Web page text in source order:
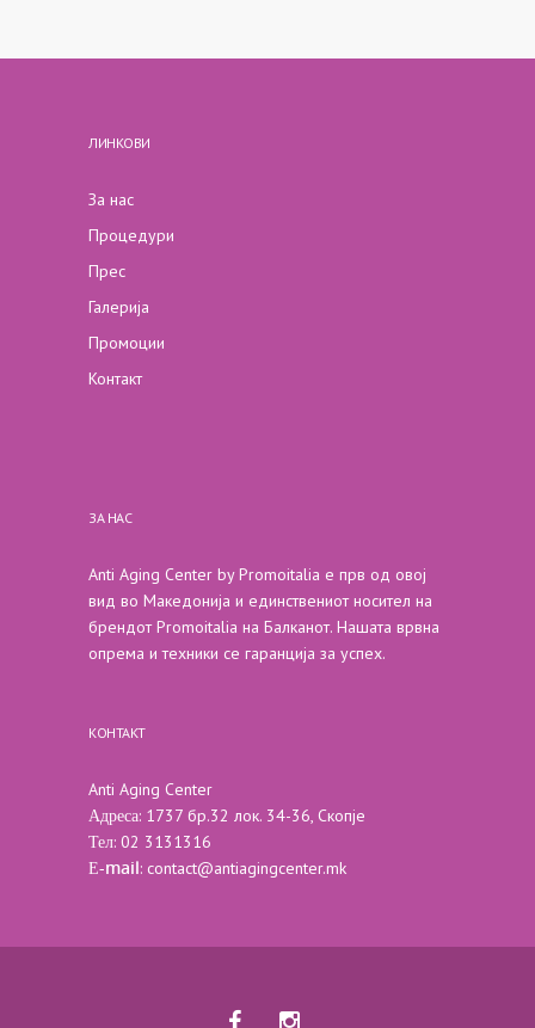
ЛИНКОВИ
За нас
Процедури
Прес
Галерија
Промоции
Контакт
ЗА НАС
Anti Aging Center by Promoitalia е прв од овој
вид во Македонија и единствениот носител на
брендот Promoitalia на Балканот. Нашата врвна
опрема и техники се гаранција за успех.
КОНТАКТ
Anti Aging Center
Адреса: 1737 бр.32 лок. 34-36, Скопје
Тел: 02 3131316
Е-mail: contact@antiagingcenter.mk